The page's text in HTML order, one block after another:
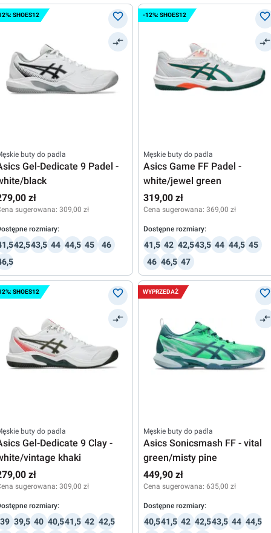
SHOES12
buty do padla
Gel-Dedicate 9 Padel -
black
zł
sugerowana: 309,00 zł
rozmiary:
42,543,5 44 44,5 45
46
-12%: SHOES12
Męskie buty do padla
Asics Game FF Padel -
white/jewel green
319,00 zł
Cena sugerowana: 369,00 zł
Dostępne rozmiary:
41,5 42 42,543,5 44 44,5 45
46 46,5 47
SHOES12
buty do padla
Gel-Dedicate 9 Clay -
vintage khaki
zł
sugerowana: 309,00 zł
rozmiary:
39 39,5 40 40,541,5 42 42,5
WYPRZEDAŻ
Męskie buty do padla
Asics Sonicsmash FF - vital
green/misty pine
449,90 zł
Cena sugerowana: 635,00 zł
Dostępne rozmiary:
40,541,5 42 42,543,5 44 44,5